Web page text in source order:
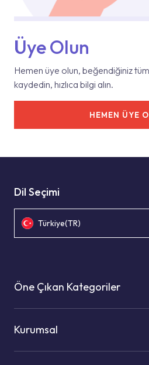
Üye Olun
Hemen üye olun, beğendiğiniz
kaydedin, hızlıca bilgi alın.
HEMEN ÜYE
Dil Seçimi
Türkiye(TR)
Öne Çıkan Kategoriler
Kurumsal